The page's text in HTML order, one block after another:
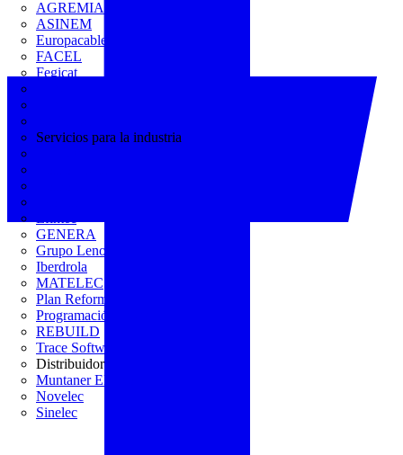
AGREMIA
ASINEM
Europacable
FACEL
Fegicat
Servicios para la industria
GENERA
Grupo Lenor
Iberdrola
MATELEC
Plan Reforma
Programación Integral
REBUILD
Trace Software
Distribuidor
Muntaner Electro
Novelec
Sinelec